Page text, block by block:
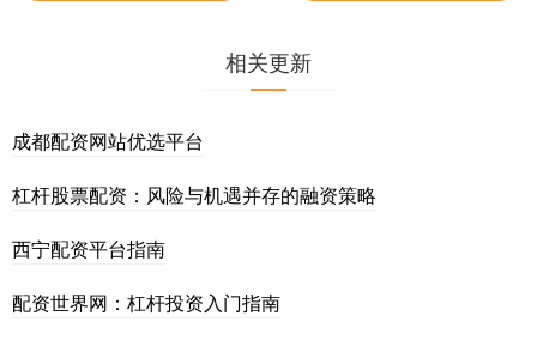
相关更新
成都配资网站优选平台
杠杆股票配资：风险与机遇并存的融资策略
西宁配资平台指南
配资世界网：杠杆投资入门指南